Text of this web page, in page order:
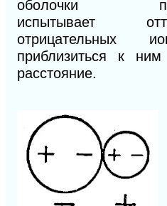
оболочки
испытывает
приблизиться к
расстояние.